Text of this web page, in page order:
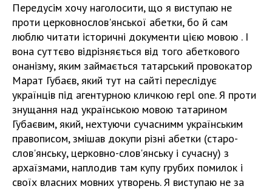
Передусім хочу наголосити, що я виступаю не
проти церковнослов'янської абетки, бо й сам
люблю читати історичні документи цією мовою . І
вона суттєво відрізняється від того абеткового
онанізму, яким займається татарський провокатор
Марат Губаєв, який тут на сайті переслідує
українців під агентурною кличкою repl one. Я проти
знущання над українською мовою татарином
Губаєвим, який, нехтуючи сучаснимм українським
правописом, змішав докупи різні абетки (старо-
слов'янську, церковно-слов'янську і сучасну) з
архаїзмами, наплодив там купу грубих помилок і
своїх власних мовних утворень. Я виступаю не за